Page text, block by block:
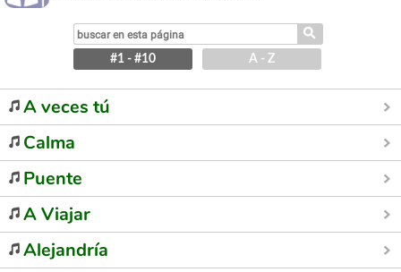
⚲
#1 - #10 A - Z
A veces tú
Calma
Puente
A Viajar
Alejandría